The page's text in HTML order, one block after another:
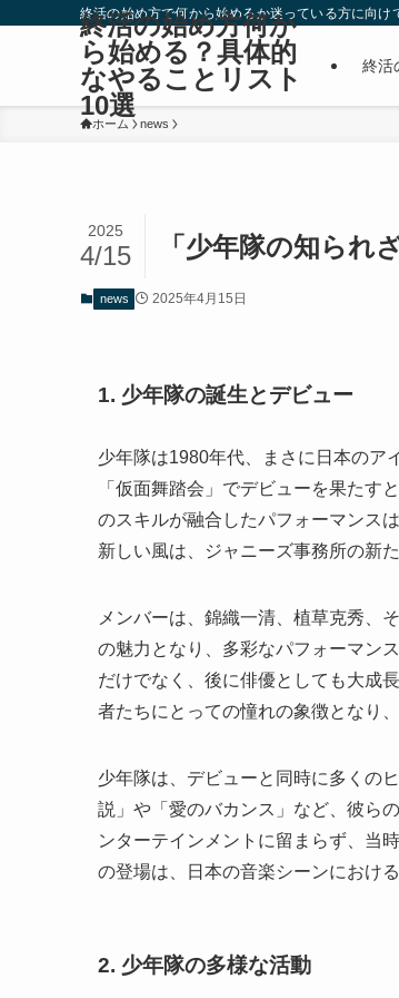
終活の始め方で何から始めるか迷っている方に向
終活の始め方何か
ら始める？具体的
なやることリスト
10選
終活
ホーム news
「少年隊の知られ
2025
4/15
news 2025年4月15日
1. 少年隊の誕生とデビュー
少年隊は1980年代、まさに日本のア
「仮面舞踏会」でデビューを果たす
のスキルが融合したパフォーマンス
新しい風は、ジャニーズ事務所の新
メンバーは、錦織一清、植草克秀、
の魅力となり、多彩なパフォーマン
だけでなく、後に俳優としても大成
者たちにとっての憧れの象徴となり
少年隊は、デビューと同時に多くの
説」や「愛のバカンス」など、彼ら
ンターテインメントに留まらず、当
の登場は、日本の音楽シーンにおけ
2. 少年隊の多様な活動